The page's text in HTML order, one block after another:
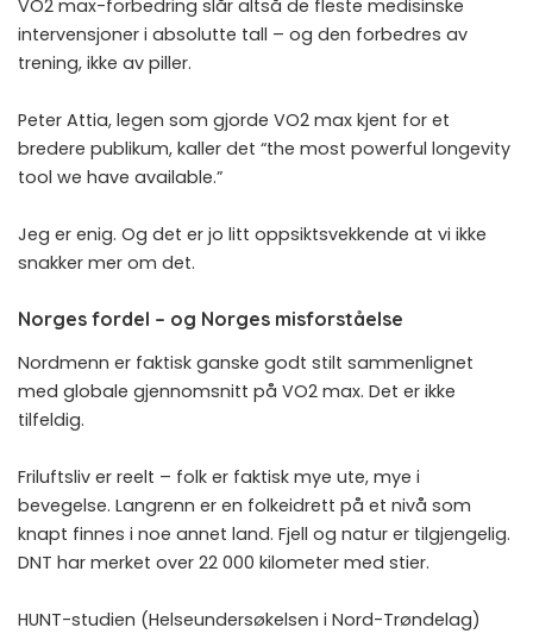
VO2 max-forbedring slår altså de fleste medisinske
intervensjoner i absolutte tall – og den forbedres av
trening, ikke av piller.
Peter Attia, legen som gjorde VO2 max kjent for et
bredere publikum, kaller det “the most powerful longevity
tool we have available.”
Jeg er enig. Og det er jo litt oppsiktsvekkende at vi ikke
snakker mer om det.
Norges fordel – og Norges misforståelse
Nordmenn er faktisk ganske godt stilt sammenlignet
med globale gjennomsnitt på VO2 max. Det er ikke
tilfeldig.
Friluftsliv er reelt – folk er faktisk mye ute, mye i
bevegelse. Langrenn er en folkeidrett på et nivå som
knapt finnes i noe annet land. Fjell og natur er tilgjengelig.
DNT har merket over 22 000 kilometer med stier.
HUNT-studien (Helseundersøkelsen i Nord-Trøndelag)